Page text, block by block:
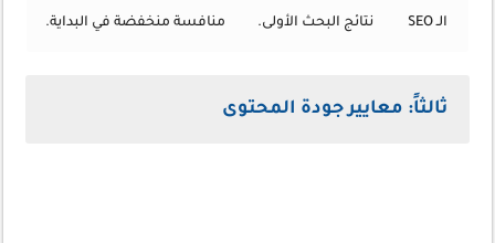
الـ SEO نتائج البحث الأولى. منافسة منخفضة في البداية.
ثالثاً: معايير جودة المحتوى